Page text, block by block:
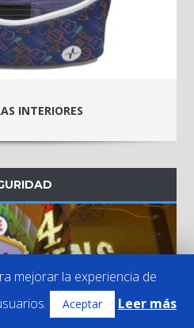
INTERIORES
mejorar la experiencia de
Aceptar Leer más